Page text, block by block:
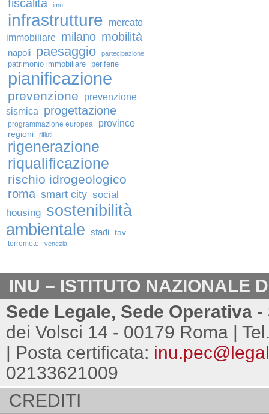
fiscalità imu
infrastrutture
mercato
immobiliare milano mobilità
napoli paesaggio partecipazione
patrimonio immobiliare periferie
pianificazione
prevenzione
prevenzione
sismica
progettazione
programmazione europea province
regioni rifiuti
rigenerazione
riqualificazione
rischio idrogeologico
roma smart city social
housing sostenibilità
ambientale stadi tav
terremoto venezia
INU – ISTITUTO NAZIONALE
Sede Legale, Sede Operativa
dei Volsci 14 - 00179 Roma |
| Posta certificata:
02133621009
CREDITI